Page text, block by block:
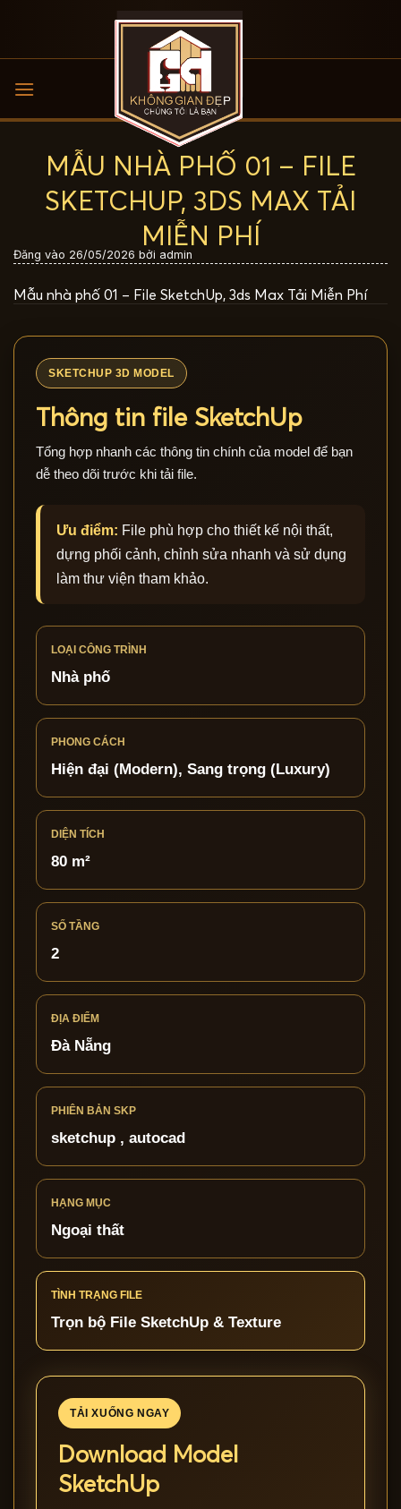
MẪU NHÀ PHỐ 01 – FILE
SKETCHUP, 3DS MAX TẢI
MIỄN PHÍ
Đăng vào 26/05/2026 bởi admin
Mẫu nhà phố 01 – File SketchUp, 3ds Max Tải Miễn Phí
SKETCHUP 3D MODEL
Thông tin file SketchUp
Tổng hợp nhanh các thông tin chính của model để bạn
dễ theo dõi trước khi tải file.
Ưu điểm: File phù hợp cho thiết kế nội thất,
dựng phối cảnh, chỉnh sửa nhanh và sử dụng
làm thư viện tham khảo.
LOẠI CÔNG TRÌNH
Nhà phố
PHONG CÁCH
Hiện đại (Modern), Sang trọng (Luxury)
DIỆN TÍCH
80 m²
SỐ TẦNG
2
ĐỊA ĐIỂM
Đà Nẵng
PHIÊN BẢN SKP
sketchup , autocad
HẠNG MỤC
Ngoại thất
TÌNH TRẠNG FILE
Trọn bộ File SketchUp & Texture
TẢI XUỐNG NGAY
Download Model
SketchUp